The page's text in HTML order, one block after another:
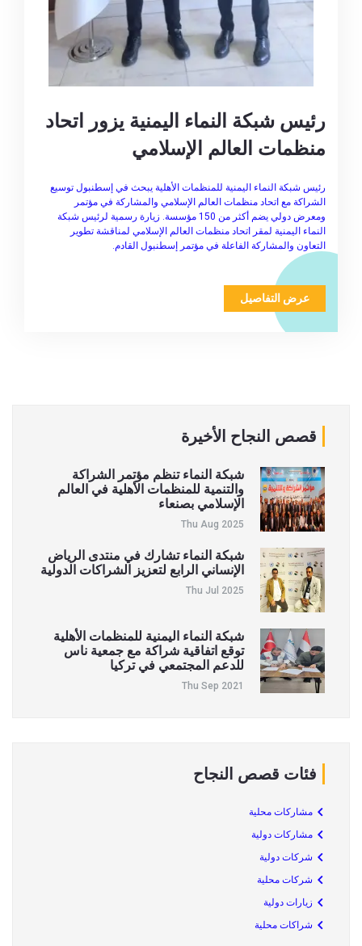
رئيس شبكة النماء اليمنية يزور اتحاد
منظمات العالم الإسلامي
رئيس شبكة النماء اليمنية للمنظمات الأهلية يبحث في إسطنبول توسيع
الشراكة مع اتحاد منظمات العالم الإسلامي والمشاركة في مؤتمر
ومعرض دولي يضم أكثر من 150 مؤسسة. زيارة رسمية لرئيس شبكة
النماء اليمنية لمقر اتحاد منظمات العالم الإسلامي لمناقشة تطوير
التعاون والمشاركة الفاعلة في مؤتمر إسطنبول القادم.
عرض التفاصيل
قصص النجاح الأخيرة
شبكة النماء تنظم مؤتمر الشراكة
والتنمية للمنظمات الأهلية في العالم
الإسلامي بصنعاء
Thu Aug 2025
شبكة النماء تشارك في منتدى الرياض
الإنساني الرابع لتعزيز الشراكات الدولية
Thu Jul 2025
شبكة النماء اليمنية للمنظمات الأهلية
توقع اتفاقية شراكة مع جمعية ناس
للدعم المجتمعي في تركيا
Thu Sep 2021
فئات قصص النجاح
مشاركات محلية
مشاركات دولية
شركات دولية
شركات محلية
زيارات دولية
شراكات محلية